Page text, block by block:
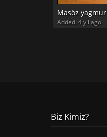
Masöz yagmur
Added: 4 yıl ago
Biz Kimiz?